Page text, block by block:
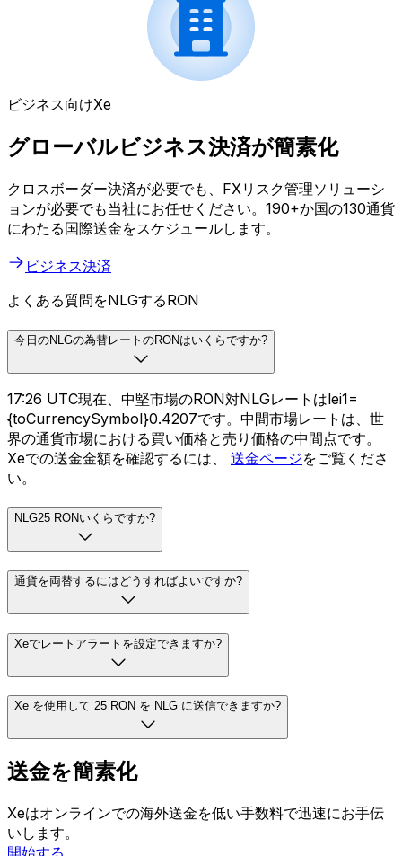
ビジネス向けXe
グローバルビジネス決済が簡素化
クロスボーダー決済が必要でも、FXリスク管理ソリューシ
ョンが必要でも当社にお任せください。190+か国の130通貨
にわたる国際送金をスケジュールします。
ビジネス決済
よくある質問をNLGするRON
今日のNLGの為替レートのRONはいくらですか?
17:26 UTC現在、中堅市場のRON対NLGレートはlei1=
{toCurrencySymbol}0.4207です。中間市場レートは、世
界の通貨市場における買い価格と売り価格の中間点です。
Xeでの送金金額を確認するには、 送金ページをご覧くださ
い。
NLG25 RONいくらですか?
通貨を両替するにはどうすればよいですか?
Xeでレートアラートを設定できますか?
Xe を使用して 25 RON を NLG に送信できますか?
送金を簡素化
Xeはオンラインでの海外送金を低い手数料で迅速にお手伝
いします。